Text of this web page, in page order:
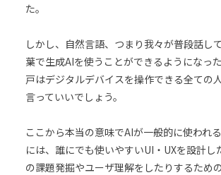
た。
しかし、自然言語、つまり我々が普段話し
葉で生成AIを使うことができるようになっ
戸はデジタルデバイスを操作できる全ての
言っていいでしょう。
ここから本当の意味でAIが一般的に使われ
には、誰にでも使いやすいUI・UXを設計し
の課題発掘やユーザ理解をしたりするため